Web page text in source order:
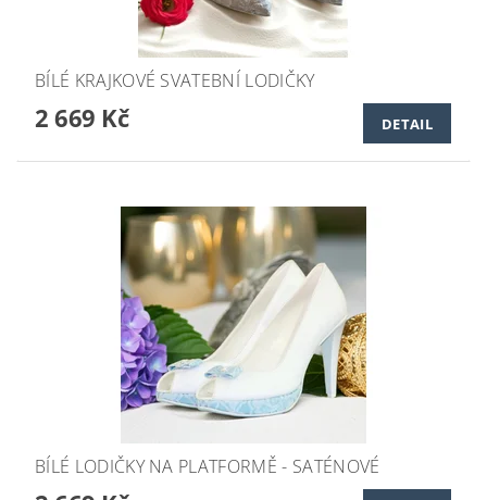
BÍLÉ KRAJKOVÉ SVATEBNÍ LODIČKY
2 669 Kč DETAIL
BÍLÉ LODIČKY NA PLATFORMĚ - SATÉNOVÉ